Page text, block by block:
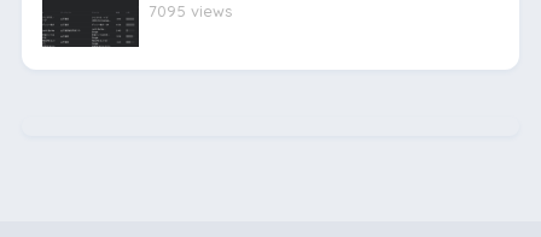
7095 views